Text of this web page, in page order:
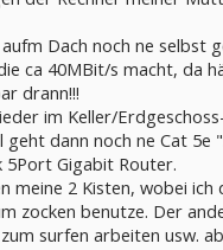
Dach noch ne selbst
ca 40MBit/s macht, da
drann!!!
im Keller/Erdgeschoss-
dann noch ne Cat 5e
5Port Gigabit Router.
meine 2 Kisten, wobei ich
zocken benutze. Der
surfen arbeiten usw.